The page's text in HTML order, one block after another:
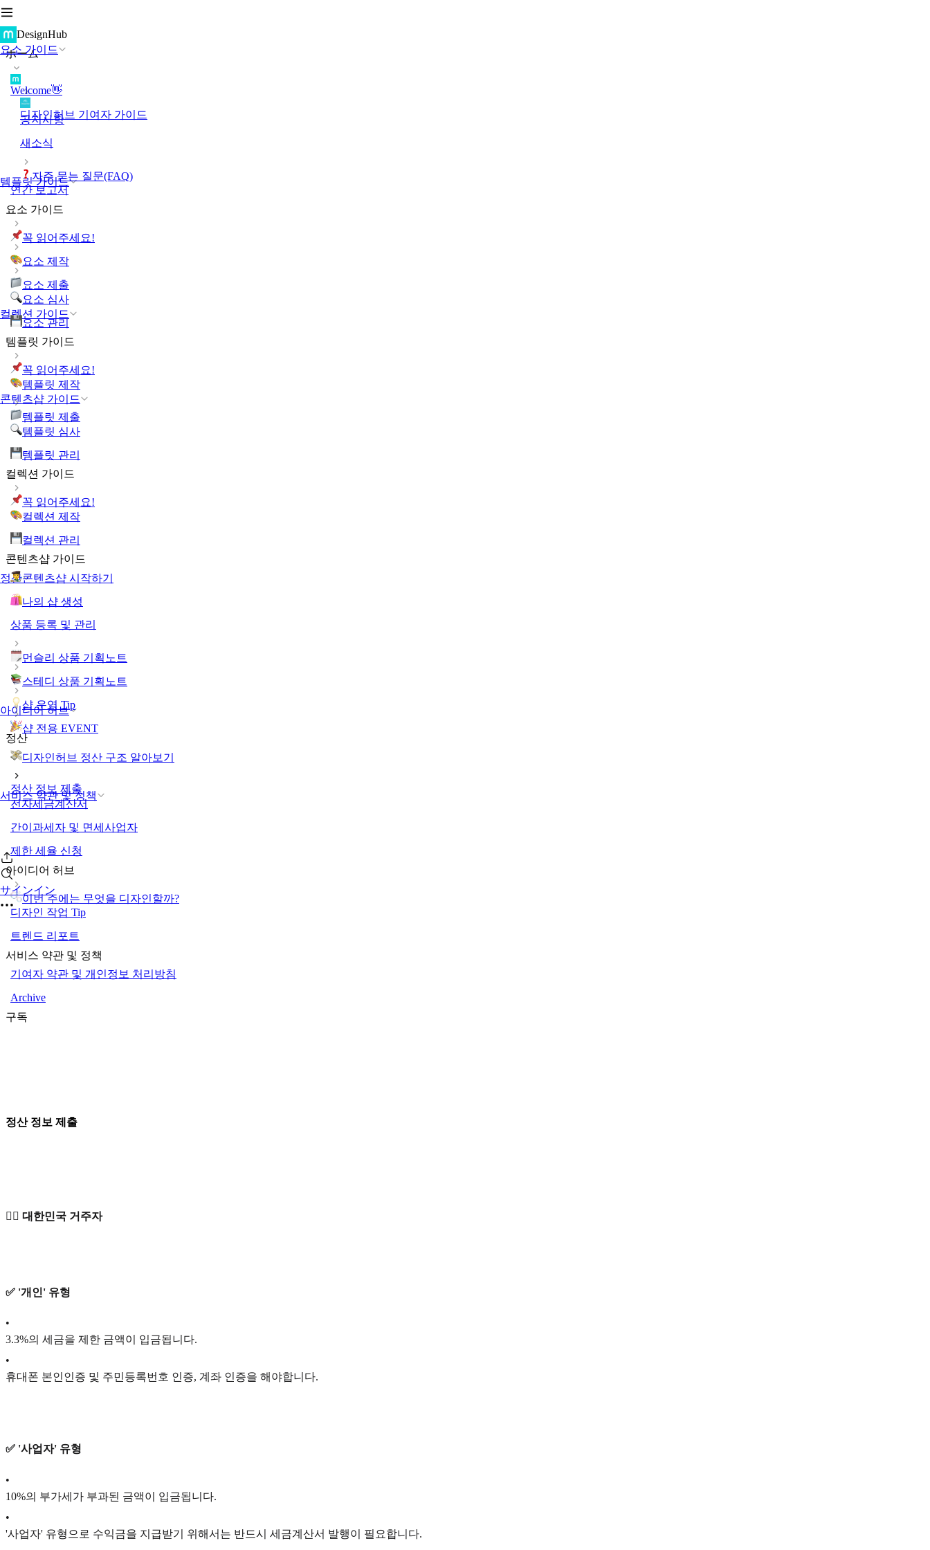
DesignHub
요소 가이드
템플릿 가이드
컬렉션 가이드
콘텐츠샵 가이드
정산
아이디어 허브
서비스 약관 및 정책
サインイン
ホーム
Welcome👋
디자인허브 기여자 가이드
공지사항
새소식
자주 묻는 질문(FAQ)
연간 보고서
요소 가이드
꼭 읽어주세요!
요소 제작
요소 제출
요소 심사
요소 관리
템플릿 가이드
꼭 읽어주세요!
템플릿 제작
템플릿 제출
템플릿 심사
템플릿 관리
컬렉션 가이드
꼭 읽어주세요!
컬렉션 제작
컬렉션 관리
콘텐츠샵 가이드
콘텐츠샵 시작하기
나의 샵 생성
상품 등록 및 관리
먼슬리 상품 기획노트
스테디 상품 기획노트
샵 운영 Tip
샵 전용 EVENT
정산
디자인허브 정산 구조 알아보기
정산 정보 제출
전자세금계산서
간이과세자 및 면세사업자
제한 세율 신청
아이디어 허브
이번 주에는 무엇을 디자인할까?
디자인 작업 Tip
트렌드 리포트
서비스 약관 및 정책
기여자 약관 및 개인정보 처리방침
Archive
구독
정산 정보 제출
🙋‍♂️ 대한민국 거주자
✅ '개인' 유형
•
3.3%의 세금을 제한 금액이 입금됩니다.
•
휴대폰 본인인증 및 주민등록번호 인증, 계좌 인증을 해야합니다.
✅ '사업자' 유형
•
10%의 부가세가 부과된 금액이 입금됩니다.
•
'사업자' 유형으로 수익금을 지급받기 위해서는 반드시 세금계산서 발행이 필요합니다.